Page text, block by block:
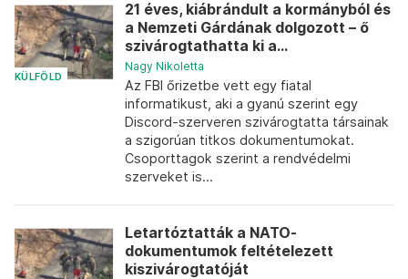
KÜLFÖLD
21 éves, kiábrándult a kormányból és
a Nemzeti Gárdának dolgozott – ő
szivárogtathatta ki a...
Nagy Nikoletta
Az FBI őrizetbe vett egy fiatal
informatikust, aki a gyanú szerint egy
Discord-szerveren szivárogtatta társainak
a szigorúan titkos dokumentumokat.
Csoporttagok szerint a rendvédelmi
szerveket is...
Letartóztatták a NATO-
dokumentumok feltételezett
kiszivárogtatóját